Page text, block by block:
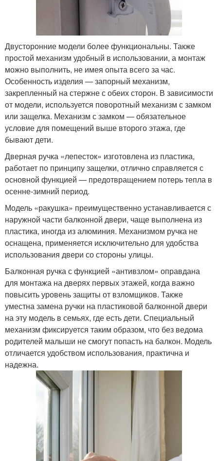
Двусторонние модели более функциональны. Также
простой механизм удобный в использовании, а монтаж
можно выполнить, не имея опыта всего за час.
Особенность изделия — запорный механизм,
закрепленный на стержне с обеих сторон. В зависимости
от модели, используется поворотный механизм с замком
или защелка. Механизм с замком — обязательное
условие для помещений выше второго этажа, где
бывают дети.
Дверная ручка «лепесток» изготовлена из пластика,
работает по принципу защелки, отлично справляется с
основной функцией — предотвращением потерь тепла в
осенне-зимний период.
Модель «ракушка» преимущественно устанавливается с
наружной части балконной двери, чаще выполнена из
пластика, иногда из алюминия. Механизмом ручка не
оснащена, применяется исключительно для удобства
использования двери со стороны улицы.
Балконная ручка с функцией «антивзлом» оправдана
для монтажа на дверях первых этажей, когда важно
повысить уровень защиты от взломщиков. Также
уместна замена ручки на пластиковой балконной двери
на эту модель в семьях, где есть дети. Специальный
механизм фиксируется таким образом, что без ведома
родителей малыши не смогут попасть на балкон. Модель
отличается удобством использования, практична и
надежна.